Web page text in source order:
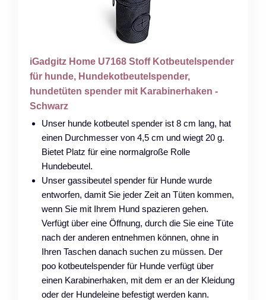
iGadgitz Home U7168 Stoff Kotbeutelspender
für hunde, Hundekotbeutelspender,
hundetüten spender mit Karabinerhaken -
Schwarz
Unser hunde kotbeutel spender ist 8 cm lang, hat
einen Durchmesser von 4,5 cm und wiegt 20 g.
Bietet Platz für eine normalgroße Rolle
Hundebeutel.
Unser gassibeutel spender für Hunde wurde
entworfen, damit Sie jeder Zeit an Tüten kommen,
wenn Sie mit Ihrem Hund spazieren gehen.
Verfügt über eine Öffnung, durch die Sie eine Tüte
nach der anderen entnehmen können, ohne in
Ihren Taschen danach suchen zu müssen. Der
poo kotbeutelspender für Hunde verfügt über
einen Karabinerhaken, mit dem er an der Kleidung
oder der Hundeleine befestigt werden kann.